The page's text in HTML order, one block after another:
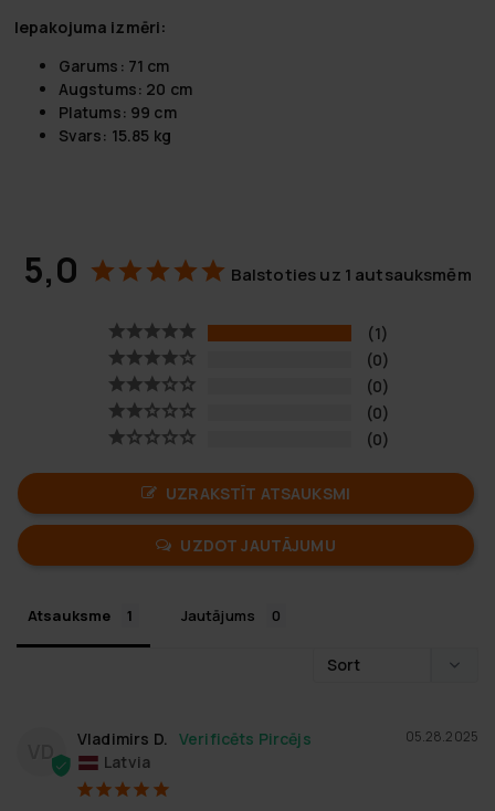
Iepakojuma izmēri:
Garums: 71 cm
Augstums: 20 cm
Platums: 99 cm
Svars: 15.85 kg
5,0 Balstoties uz 1 autsauksmēm
1
0
0
0
0
UZRAKSTĪT ATSAUKSMI
UZDOT JAUTĀJUMU
Atsauksme Jautājums
VD
05.28.2025
Vladimirs D.
Latvia